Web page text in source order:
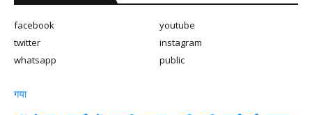
facebook
youtube
twitter
instagram
whatsapp
public
गया